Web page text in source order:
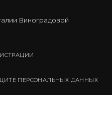
Виноградовой
ПЕРСОНАЛЬНЫХ ДАННЫХ